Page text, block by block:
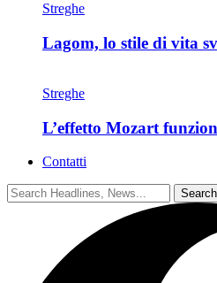
Streghe
Lagom, lo stile di vita
Streghe
L’effetto Mozart
Contatti